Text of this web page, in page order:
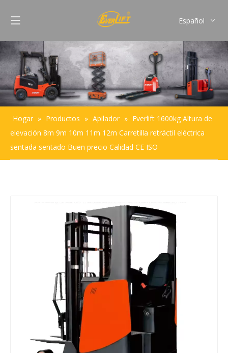
Español
Français
Pусский
Português
Hogar » Productos » Apilador » Everlift 1600kg Altura de
elevación 8m 9m 10m 11m 12m Carretilla retráctil eléctrica
sentada sentado Buen precio Calidad CE ISO